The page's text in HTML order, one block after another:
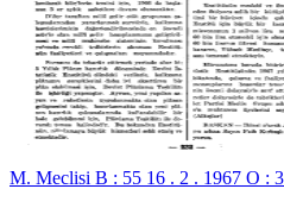
M. Meclisi B : 55 16 . 2 . 1967 O : 3